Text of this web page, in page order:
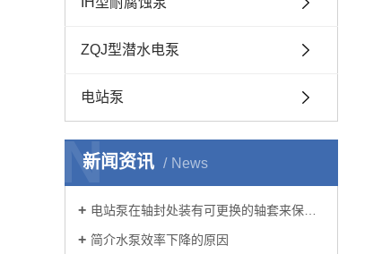
ZQJ型潜水电泵
电站泵
新闻资讯 News
N
电站泵在轴封处装有可更换的轴套来保护泵轴
简介水泵效率下降的原因